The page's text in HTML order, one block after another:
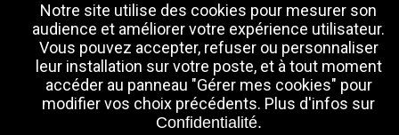
Notre site utilise des cookies pour mesurer son
audience et améliorer votre expérience utilisateur.
Vous pouvez accepter, refuser ou personnaliser
leur installation sur votre poste, et à tout moment
accéder au panneau "Gérer mes cookies" pour
modifier vos choix précédents. Plus d'infos sur
Confidentialité.